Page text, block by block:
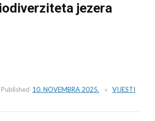
jezera
Published 10. NOVEMBRA 2025. VIJESTI